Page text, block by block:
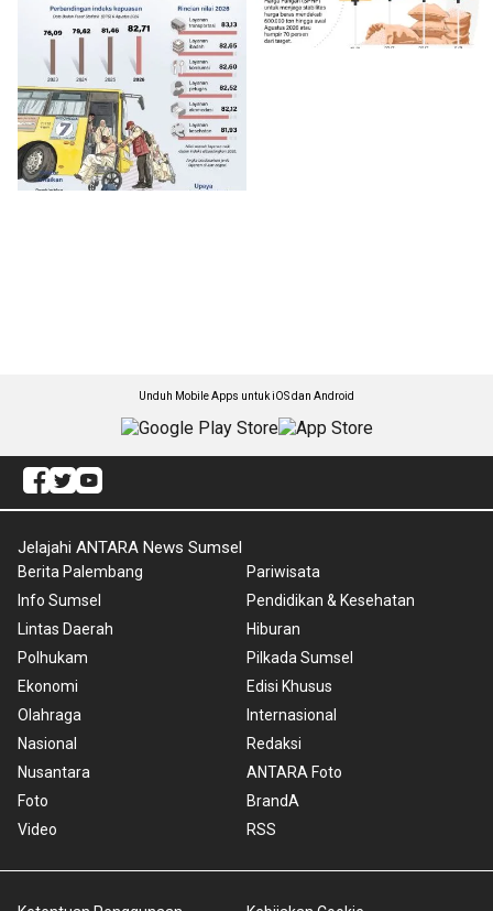
Unduh Mobile Apps untuk iOS dan Android
Jelajahi ANTARA News Sumsel
Berita Palembang
Info Sumsel
Lintas Daerah
Polhukam
Ekonomi
Olahraga
Nasional
Nusantara
Foto
Video
Pariwisata
Pendidikan & Kesehatan
Hiburan
Pilkada Sumsel
Edisi Khusus
Internasional
Redaksi
ANTARA Foto
BrandA
RSS